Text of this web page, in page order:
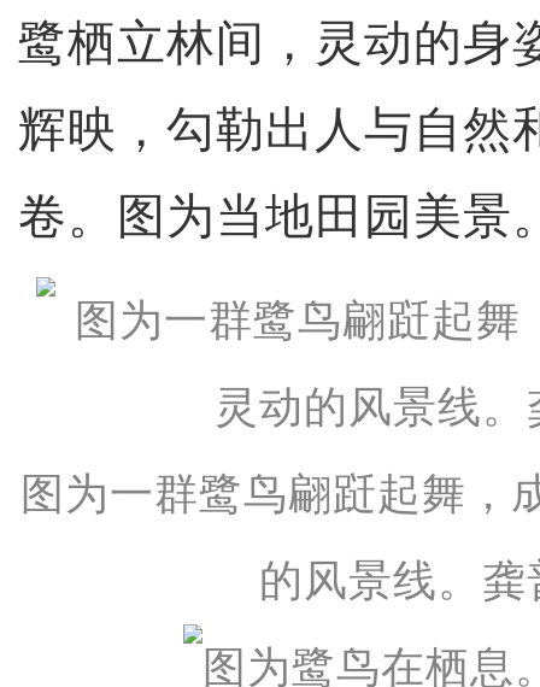
鹭栖立林间，灵动的身
辉映，勾勒出人与自然
卷。图为当地田园美景
图为一群鹭鸟翩跹起舞，
的风景线。